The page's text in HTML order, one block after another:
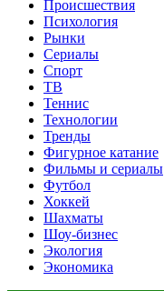
Происшествия
Психология
Рынки
Сериалы
Спорт
ТВ
Теннис
Технологии
Тренды
Фигурное катание
Фильмы и сериалы
Футбол
Хоккей
Шахматы
Шоу-бизнес
Экология
Экономика